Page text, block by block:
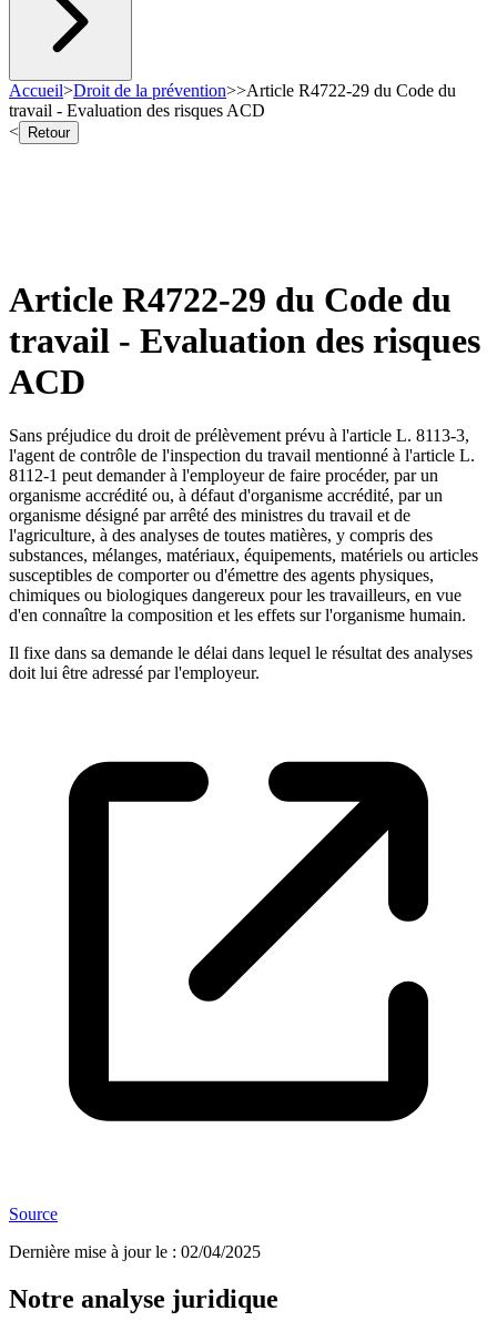
Accueil>Droit de la prévention>>Article R4722-29 du Code du
travail - Evaluation des risques ACD
<
Retour
Article R4722-29 du Code du
travail - Evaluation des risques
ACD
Sans préjudice du droit de prélèvement prévu à l'article L. 8113-3,
l'agent de contrôle de l'inspection du travail mentionné à l'article L.
8112-1 peut demander à l'employeur de faire procéder, par un
organisme accrédité ou, à défaut d'organisme accrédité, par un
organisme désigné par arrêté des ministres du travail et de
l'agriculture, à des analyses de toutes matières, y compris des
substances, mélanges, matériaux, équipements, matériels ou articles
susceptibles de comporter ou d'émettre des agents physiques,
chimiques ou biologiques dangereux pour les travailleurs, en vue
d'en connaître la composition et les effets sur l'organisme humain.
Il fixe dans sa demande le délai dans lequel le résultat des analyses
doit lui être adressé par l'employeur.
Source
Dernière mise à jour le : 02/04/2025
Notre analyse juridique